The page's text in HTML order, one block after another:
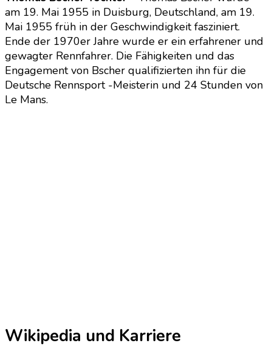
am 19. Mai 1955 in Duisburg, Deutschland, am 19.
Mai 1955 früh in der Geschwindigkeit fasziniert.
Ende der 1970er Jahre wurde er ein erfahrener und
gewagter Rennfahrer. Die Fähigkeiten und das
Engagement von Bscher qualifizierten ihn für die
Deutsche Rennsport -Meisterin und 24 Stunden von
Le Mans.
Wikipedia und Karriere